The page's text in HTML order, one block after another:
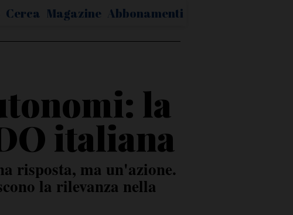
Cerca Magazine Abbonamenti
la
italiana
risposta, ma un'azione.
la rilevanza nella